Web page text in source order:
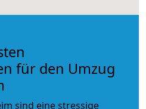
für den Umzug
sind eine stressige